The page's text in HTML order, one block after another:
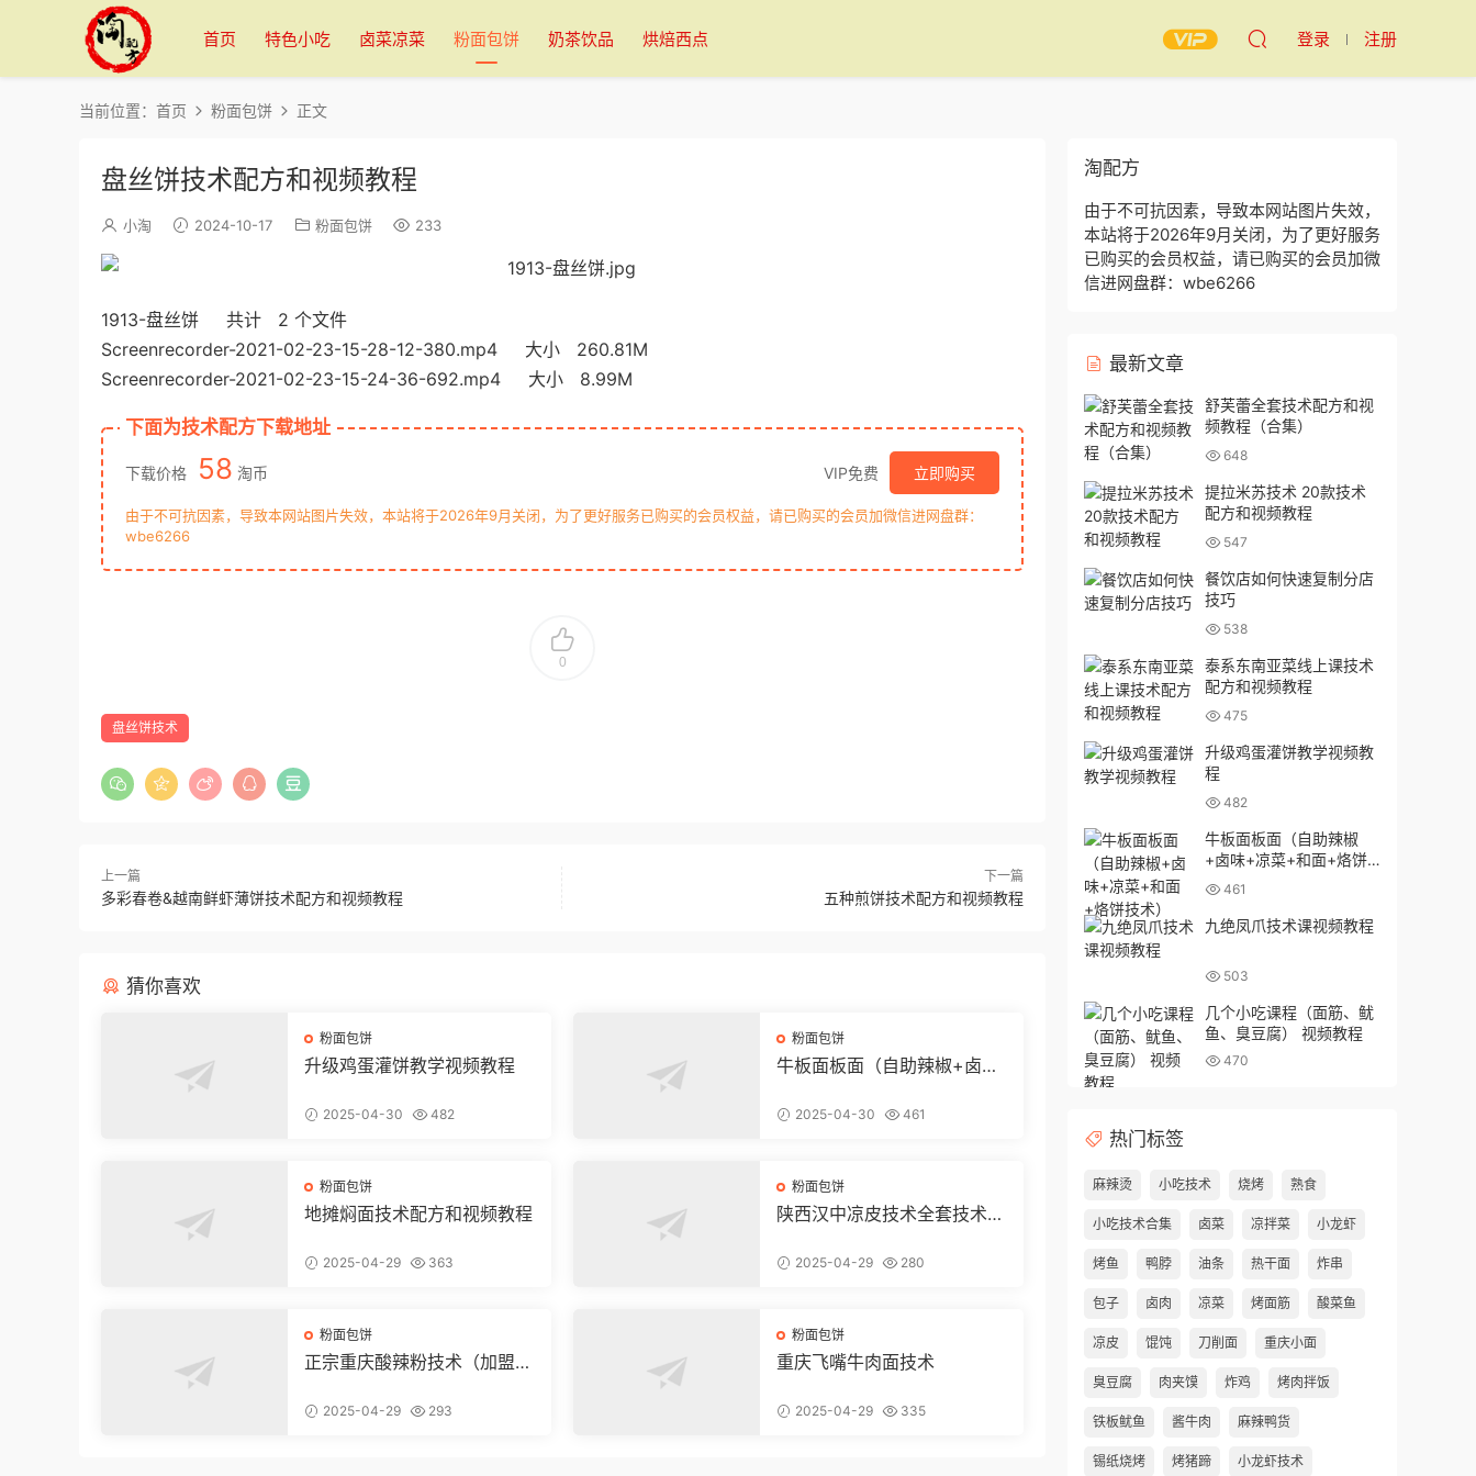
首页 特色小吃 卤菜凉菜 粉面包饼 奶茶饮品 烘焙西点 登录 注册
当前位置： 首页 粉面包饼 正文
盘丝饼技术配方和视频教程
小淘 2024-10-17 粉面包饼 233
1913-盘丝饼 共计 2 个文件
Screenrecorder-2021-02-23-15-28-12-380.mp4 大小 260.81M
Screenrecorder-2021-02-23-15-24-36-692.mp4 大小 8.99M
下面为技术配方下载地址
下载价格 58 淘币 VIP免费 立即购买
由于不可抗因素，导致本网站图片失效，本站将于2026年9月关闭，为了更好服务已购买的会员权益，请已购买的会员加微信进网盘群：
wbe6266
0
盘丝饼技术
上一篇
多彩春卷&越南鲜虾薄饼技术配方和视频教程
下一篇
五种煎饼技术配方和视频教程
猜你喜欢
粉面包饼
升级鸡蛋灌饼教学视频教程
2025-04-30 482
粉面包饼
牛板面板面（自助辣椒+卤味
2025-04-30 461
粉面包饼
地摊焖面技术配方和视频教程
2025-04-29 363
粉面包饼
陕西汉中凉皮技术全套技术配
2025-04-29 280
粉面包饼
正宗重庆酸辣粉技术（加盟店
2025-04-29 293
粉面包饼
重庆飞嘴牛肉面技术
2025-04-29 335
淘配方
由于不可抗因素，导致本网站图片失效，
本站将于2026年9月关闭，为了更好服务
已购买的会员权益，请已购买的会员加微
信进网盘群：wbe6266
最新文章
舒芙蕾全套技术配方和视
频教程（合集）
648
提拉米苏技术 20款技术
配方和视频教程
547
餐饮店如何快速复制分店
技巧
538
泰系东南亚菜线上课技术
配方和视频教程
475
升级鸡蛋灌饼教学视频教
程
482
牛板面板面（自助辣椒
+卤味+凉菜+和面+烙饼
技术）
461
九绝凤爪技术课视频教程
503
几个小吃课程（面筋、鱿
鱼、臭豆腐） 视频教程
470
热门标签
麻辣烫 小吃技术 烧烤 熟食
小吃技术合集 卤菜 凉拌菜 小龙虾
烤鱼 鸭脖 油条 热干面 炸串
包子 卤肉 凉菜 烤面筋 酸菜鱼
凉皮 馄饨 刀削面 重庆小面
臭豆腐 肉夹馍 炸鸡 烤肉拌饭
铁板鱿鱼 酱牛肉 麻辣鸭货
锡纸烧烤 烤猪蹄 小龙虾技术